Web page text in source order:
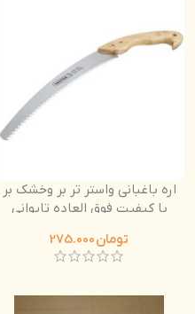
اره باغبانی واستر تر بر وخشک بر
با کیفیت فوق العاده تایوانی
تومان